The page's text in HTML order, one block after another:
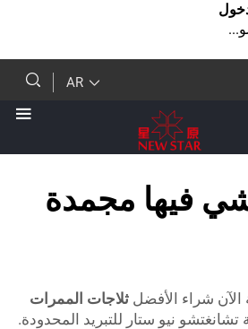
مجمدة
الأفضل ثلاجات الممرات
ستار للتبريد المحدودة.